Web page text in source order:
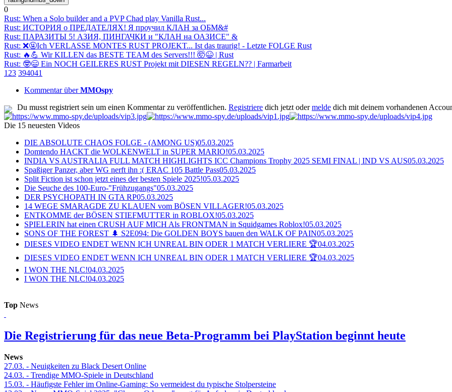
0
Rust: When a Solo builder and a PVP Chad play Vanilla Rust...
Rust: ИСТОРИЯ о ПРЕДАТЕЛЯХ! Я проучил КЛАН за ОБМ&#
Rust: ПАРАЗИТЫ 5! АЗИЯ, ПИНГАЧКИ и "КЛАН на ОАЗИСЕ" &
Rust: ❌🤬Ich VERLASSE MONTES RUST PROJEKT... Ist das traurig! - Letzte FOLGE Rust
Rust: 🔥💪 Wir KILLEN das BESTE TEAM des Servers!!! 🤯😆 | Rust
Rust: 🤓😄 Ein NOCH GEILERES RUST Projekt mit DIESEN REGELN?? | Farmarbeit
1 23 394041
Kommentar überMMOspy
Du musst registriert sein um einen Kommentar zu veröffentlichen. Registriere dich jetzt odermelde dich mit deinem vorhandenen
Die 15 neuesten Videos
DIE ABSOLUTE CHAOS FOLGE - (AMONG US)05.03.2025
Domtendo HACKT die WOLKENWELT in SUPER MARIO!05.03.2025
INDIA VS AUSTRALIA FULL MATCH HIGHLIGHTS ICC Champions Trophy 2025 SEMI FINAL | IND VS AUS05.03.2025
Spaßiger Panzer, aber WG nerft ihn :( ERAC 105 Battle Pass05.03.2025
Split Fiction ist schon jetzt eines der besten Spiele 2025!05.03.2025
Die Seuche des 100-Euro-"Frühzugangs"05.03.2025
DER PSYCHOPATH IN GTA RP05.03.2025
14 WEGE SMARAGDE ZU KLAUEN vom BÖSEN VILLAGER!05.03.2025
ENTKOMME der BÖSEN STIEFMUTTER in ROBLOX!05.03.2025
SPIELERIN hat einen CRUSH AUF MICH Als FRONTMAN in Squidgames Roblox!05.03.2025
SONS OF THE FOREST 🌲 S2E094: Die GOLDEN BOYS bauen den WALK OF PAIN05.03.2025
DIESES VIDEO ENDET WENN ICH UNREAL BIN ODER 1 MATCH VERLIERE 🏆04.03.2025
DIESES VIDEO ENDET WENN ICH UNREAL BIN ODER 1 MATCH VERLIERE 🏆04.03.2025
I WON THE NLC!04.03.2025
I WON THE NLC!04.03.2025
Top News
Die Registrierung für das neue Beta-Programm bei PlayStation beginnt heute
News
27.03. - Neuigkeiten zu Black Desert Online
24.03. - Trendige MMO-Spiele in Deutschland
15.03. - Häufigste Fehler im Online-Gaming: So vermeidest du typische Stolpersteine